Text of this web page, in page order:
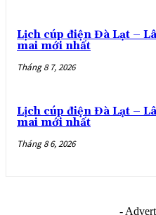
Lịch cúp điện Đà Lạt –
mai mới nhất
Tháng 8 7, 2026
Lịch cúp điện Đà Lạt –
mai mới nhất
Tháng 8 6, 2026
-